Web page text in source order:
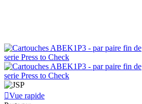
Vue rapide